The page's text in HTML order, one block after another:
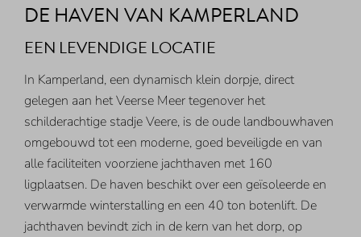
DE HAVEN VAN KAMPERLAND
EEN LEVENDIGE LOCATIE
In Kamperland, een dynamisch klein dorpje, direct
gelegen aan het Veerse Meer tegenover het
schilderachtige stadje Veere, is de oude landbouwhaven
omgebouwd tot een moderne, goed beveiligde en van
alle faciliteiten voorziene jachthaven met 160
ligplaatsen. De haven beschikt over een geïsoleerde en
verwarmde winterstalling en een 40 ton botenlift. De
jachthaven bevindt zich in de kern van het dorp, op